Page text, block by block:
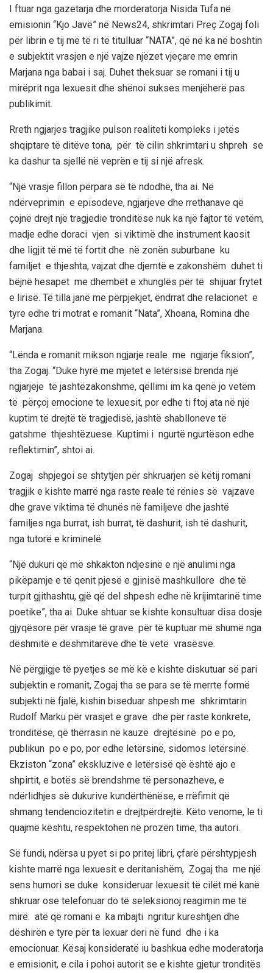
I ftuar nga gazetarja dhe morderatorja Nisida Tufa në
emisionin “Kjo Javë” në News24, shkrimtari Preç Zogaj foli
për librin e tij më të ri të titulluar “NATA”, që në ka në boshtin
e subjektit vrasjen e një vajze njëzet vjeçare me emrin
Marjana nga babai i saj. Duhet theksuar se romani i tij u
mirëprit nga lexuesit dhe shënoi sukses menjëherë pas
publikimit.
Rreth ngjarjes tragjike pulson realiteti kompleks i jetës
shqiptare të ditëve tona, për të cilin shkrimtari u shpreh se
ka dashur ta sjellë në veprën e tij si një afresk.
“Një vrasje fillon përpara së të ndodhë, tha ai. Në
ndërveprimin e episodeve, ngjarjeve dhe rrethanave që
çojnë drejt një tragjedie tronditëse nuk ka një fajtor të vetëm,
madje edhe doraci vjen si viktimë dhe instrument kaosit
dhe ligjit të më të fortit dhe në zonën suburbane ku
familjet e thjeshta, vajzat dhe djemtë e zakonshëm duhet ti
bëjnë hesapet me dhembët e xhunglës për të shijuar frytet
e lirisë. Të tilla janë me përpjekjet, ëndrrat dhe relacionet e
tyre edhe tri motrat e romanit “Nata”, Xhoana, Romina dhe
Marjana.
“Lënda e romanit mikson ngjarje reale me ngjarje fiksion”,
tha Zogaj. “Duke hyrë me mjetet e letërsisë brenda një
ngjarjeje të jashtëzakonshme, qëllimi im ka qenë jo vetëm
të përçoj emocione te lexuesit, por edhe ti ftoj ata në një
kuptim të drejtë të tragjedisë, jashtë shablloneve të
gatshme thjeshtëzuese. Kuptimi i ngurtë ngurtëson edhe
reflektimin”, shtoi ai.
Zogaj shpjegoi se shtytjen për shkruarjen së këtij romani
tragjik e kishte marrë nga raste reale të rënies së vajzave
dhe grave viktima të dhunës në familjeve dhe jashtë
familjes nga burrat, ish burrat, të dashurit, ish të dashurit,
nga tutorë e kriminelë.
“Një dukuri që më shkakton ndjesinë e një anulimi nga
pikëpamje e të qenit pjesë e gjinisë mashkullore dhe të
turpit gjithashtu, gjë që del shpesh edhe në krijimtarinë time
poetike”, tha ai. Duke shtuar se kishte konsultuar disa dosje
gjyqësore për vrasje të grave për të kuptuar më shumë nga
dëshmitë e dëshmitarëve dhe të vetë vrasësve.
Në përgjigje të pyetjes se më kë e kishte diskutuar së pari
subjektin e romanit, Zogaj tha se para se të merrte formë
subjekti në fjalë, kishin biseduar shpesh me shkrimtarin
Rudolf Marku për vrasjet e grave dhe për raste konkrete,
tronditëse, që thërrasin në kauzë drejtësinë po e po,
publikun po e po, por edhe letërsinë, sidomos letërsinë.
Ekziston “zona” ekskluzive e letërsisë që është ajo e
shpirtit, e botës së brendshme të personazheve, e
ndërlidhjes së dukurive kundërthënëse, e rrëfimit që
shmang tendenciozitetin e drejtpërdrejtë. Këto venome, le ti
quajmë kështu, respektohen në prozën time, tha autori.
Së fundi, ndërsa u pyet si po pritej libri, çfarë përshtypjesh
kishte marrë nga lexuesit e deritanishëm, Zogaj tha me një
sens humori se duke konsideruar lexuesit të cilët më kanë
shkruar ose telefonuar do të seleksionoj reagimin me të
mirë: atë që romani e ka mbajti ngritur kureshtjen dhe
dëshirën e tyre për ta lexuar deri në fund dhe i ka
emocionuar. Kësaj konsideratë iu bashkua edhe moderatorja
e emisionit, e cila i pohoi autorit se e kishte gjetur tronditës